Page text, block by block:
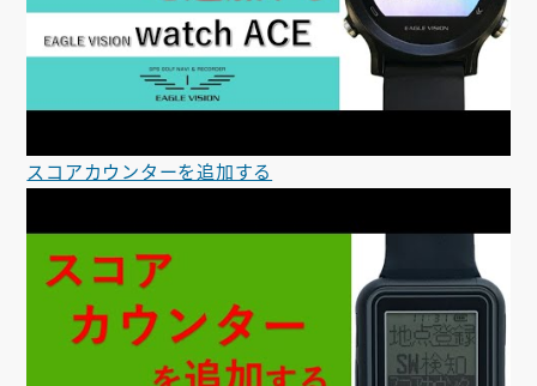
スコアカウンターを追加する